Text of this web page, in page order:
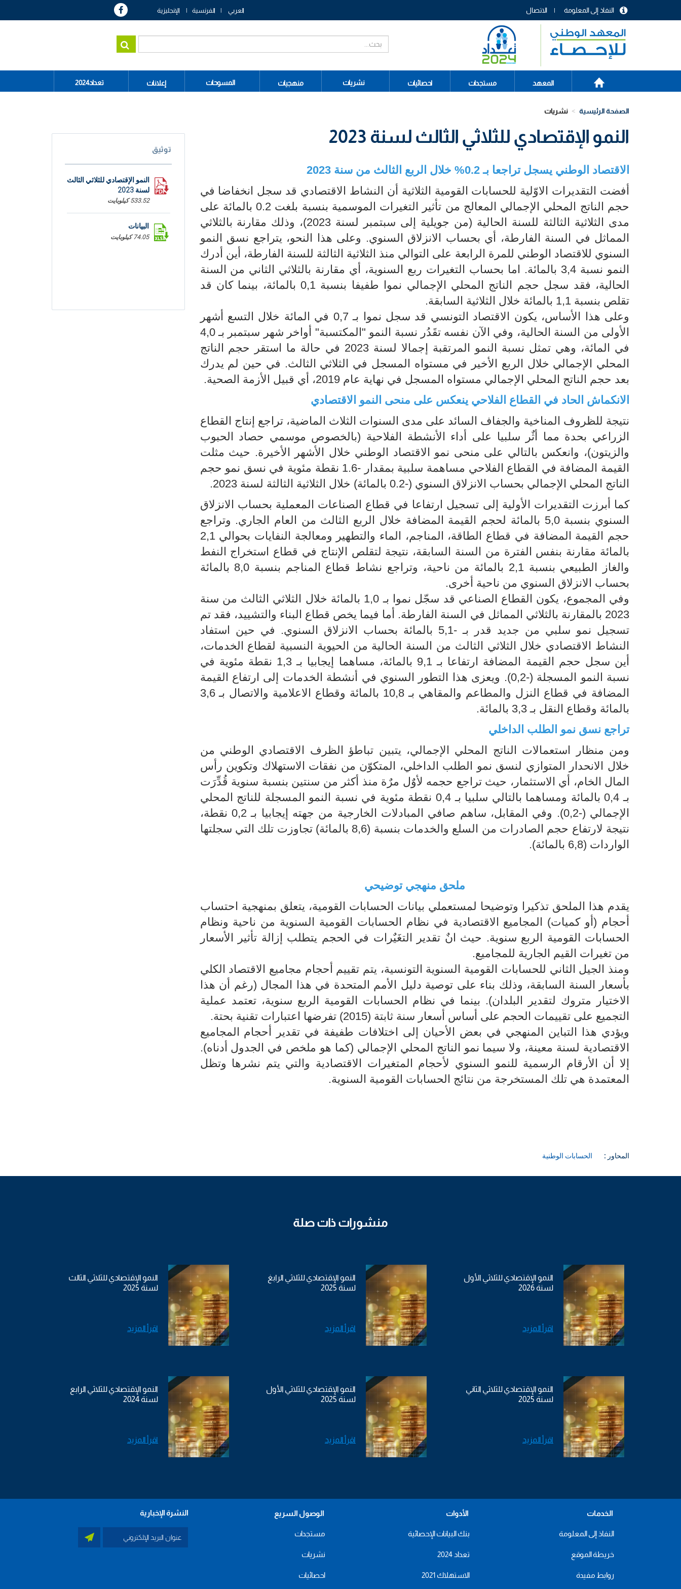
menu
header
الاتصال النفاذ إلى المعلومة العربي الفرنسية الإنجليزية
Main
navigation
الرئيسية
المعهد مستجدات احصائيات نشريات منهجيات المسوحات إعلانات تعداد2024
الصفحة الرئيسية نشريات
النمو الإقتصادي للثلاثي الثالث لسنة 2023
الاقتصاد الوطني يسجل تراجعا بـ 0.2% خلال الربع الثالث من سنة 2023
أفضت التقديرات الاوّلية للحسابات القومية الثلاثية أن النشاط الاقتصادي قد سجل انخفاضا في
حجم الناتج المحلي الإجمالي المعالج من تأثير التغيرات الموسمية بنسبة بلغت 0.2 بالمائة على
مدى الثلاثية الثالثة للسنة الحالية (من جويلية إلى سبتمبر لسنة 2023)، وذلك مقارنة بالثلاثي
المماثل في السنة الفارطة، أي بحساب الانزلاق السنوي. وعلى هذا النحو، يتراجع نسق النمو
السنوي للاقتصاد الوطني للمرة الرابعة على التوالي منذ الثلاثية الثالثة للسنة الفارطة، أين أدرك
النمو نسبة 3,4 بالمائة. اما بحساب التغيرات ربع السنوية، أي مقارنة بالثلاثي الثاني من السنة
الحالية، فقد سجل حجم الناتج المحلي الإجمالي نموا طفيفا بنسبة 0,1 بالمائة، بينما كان قد
تقلص بنسبة 1,1 بالمائة خلال الثلاثية السابقة.
وعلى هذا الأساس، يكون الاقتصاد التونسي قد سجل نموا بـ 0,7 في المائة خلال التسع أشهر
الأولى من السنة الحالية، وفي الآن نفسه تقَدُر نسبة النمو "المكتسبة" أواخر شهر سبتمبر بـ 4,0
في المائة، وهي تمثل نسبة النمو المرتقبة إجمالا لسنة 2023 في حالة ما استقر حجم الناتج
المحلي الإجمالي خلال الربع الأخير في مستواه المسجل في الثلاثي الثالث. في حين لم يدرك
بعد حجم الناتج المحلي الإجمالي مستواه المسجل في نهاية عام 2019، أي قبيل الأزمة الصحية.
الانكماش الحاد في القطاع الفلاحي ينعكس على منحى النمو الاقتصادي
نتيجة للظروف المناخية والجفاف السائد على مدى السنوات الثلاث الماضية، تراجع إنتاج القطاع
الزراعي بحدة مما أثٌر سلبيا على أداء الأنشطة الفلاحية (بالخصوص موسمي حصاد الحبوب
والزيتون)، وانعكس بالتالي على منحى نمو الاقتصاد الوطني خلال الأشهر الأخيرة. حيث مثلت
القيمة المضافة في القطاع الفلاحي مساهمة سلبية بمقدار -1.6 نقطة مئوية في نسق نمو حجم
الناتج المحلي الإجمالي بحساب الانزلاق السنوي (-0.2 بالمائة) خلال الثلاثية الثالثة لسنة 2023.
كما أبرزت التقديرات الأولية إلى تسجيل ارتفاعا في قطاع الصناعات المعملية بحساب الانزلاق
السنوي بنسبة 5,0 بالمائة لحجم القيمة المضافة خلال الربع الثالث من العام الجاري. وتراجع
حجم القيمة المضافة في قطاع الطاقة، المناجم، الماء والتطهير ومعالجة النفايات بحوالي 2,1
بالمائة مقارنة بنفس الفترة من السنة السابقة، نتيجة لتقلص الإنتاج في قطاع استخراج النفط
والغاز الطبيعي بنسبة 2,1 بالمائة من ناحية، وتراجع نشاط قطاع المناجم بنسبة 8,0 بالمائة
بحساب الانزلاق السنوي من ناحية أخرى.
وفي المجموع، يكون القطاع الصناعي قد سجّل نموا بـ 1,0 بالمائة خلال الثلاثي الثالث من سنة
2023 بالمقارنة بالثلاثي المماثل في السنة الفارطة. أما فيما يخص قطاع البناء والتشييد، فقد تم
تسجيل نمو سلبي من جديد قدر بـ -5,1 بالمائة بحساب الانزلاق السنوي. في حين استفاد
النشاط الاقتصادي خلال الثلاثي الثالث من السنة الحالية من الحيوية النسبية لقطاع الخدمات،
أين سجل حجم القيمة المضافة ارتفاعا بـ 9,1 بالمائة، مساهما إيجابيا بـ 1,3 نقطة مئوية في
نسبة النمو المسجلة (-0,2). ويعزى هذا التطور السنوي في أنشطة الخدمات إلى ارتفاع القيمة
المضافة في قطاع النزل والمطاعم والمقاهي بـ 10,8 بالمائة وقطاع الاعلامية والاتصال بـ 3,6
بالمائة وقطاع النقل بـ 3,3 بالمائة.
تراجع نسق نمو الطلب الداخلي
ومن منظار استعمالات الناتج المحلي الإجمالي، يتبين تباطؤ الظرف الاقتصادي الوطني من
خلال الانحدار المتوازي لنسق نمو الطلب الداخلي، المتكوّن من نفقات الاستهلاك وتكوين رأس
المال الخام، أي الاستثمار، حيث تراجع حجمه لأوٌل مرٌة منذ أكثر من سنتين بنسبة سنوية قُدِّرَت
بـ 0,4 بالمائة ومساهما بالتالي سلبيا بـ 0,4 نقطة مئوية في نسبة النمو المسجلة للناتج المحلي
الإجمالي (-0,2). وفي المقابل، ساهم صافي المبادلات الخارجية من جهته إيجابيا بـ 0,2 نقطة،
نتيجة لارتفاع حجم الصادرات من السلع والخدمات بنسبة (8,6 بالمائة) تجاوزت تلك التي سجلتها
الواردات (6,8 بالمائة).
ملحق منهجي توضيحي
يقدم هذا الملحق تذكيرا وتوضيحا لمستعملي بيانات الحسابات القومية، يتعلق بمنهجية احتساب
أحجام (أو كميات) المجاميع الاقتصادية في نظام الحسابات القومية السنوية من ناحية ونظام
الحسابات القومية الربع سنوية. حيث انٌ تقدير التغَيٌرات في الحجم يتطلب إزالة تأثير الأسعار
من تغيرات القيم الجارية للمجاميع.
ومنذ الجيل الثاني للحسابات القومية السنوية التونسية، يتم تقييم أحجام مجاميع الاقتصاد الكلي
بأسعار السنة السابقة، وذلك بناء على توصية دليل الأمم المتحدة في هذا المجال (رغم أن هذا
الاختيار متروك لتقدير البلدان). بينما في نظام الحسابات القومية الربع سنوية، تعتمد عملية
التجميع على تقييمات الحجم على أساس أسعار سنة ثابتة (2015) تفرضها اعتبارات تقنية بحتة.
ويؤدي هذا التباين المنهجي في بعض الأحيان إلى اختلافات طفيفة في تقدير أحجام المجاميع
الاقتصادية لسنة معينة، ولا سيما نمو الناتج المحلي الإجمالي (كما هو ملخص في الجدول أدناه).
إلا أن الأرقام الرسمية للنمو السنوي لأحجام المتغيرات الاقتصادية والتي يتم نشرها وتظل
المعتمدة هي تلك المستخرجة من نتائج الحسابات القومية السنوية.
المحاور : الحسابات الوطنية
توثيق
النمو الإقتصادي للثلاثي الثالث
لسنة 2023
533.52 كيلوبايت
البيانات
74.05 كيلوبايت
منشورات ذات صلة
النمو الإقتصادي للثلاثي الأول
لسنة 2026
اقرأ المزيد
النمو الإقتصادي للثلاثي الرابغ
لسنة 2025
اقرأ المزيد
النمو الإقتصادي للثلاثي الثالث
لسنة 2025
اقرأ المزيد
النمو الإقتصادي للثلاثي الثاني
لسنة 2025
اقرأ المزيد
النمو الإقتصادي للثلاثي الأول
لسنة 2025
اقرأ المزيد
النمو الإقتصادي للثلاثي الرابع
لسنة 2024
اقرأ المزيد
الخدمات
النفاذ إلى المعلومة
خريطة الموقع
روابط مفيدة
الأدوات
بنك البيانات الإحصائية
تعداد 2024
الاستهلاك 2021
الوصول السريع
مستجدات
نشريات
احصائيات
النشرة الإخبارية